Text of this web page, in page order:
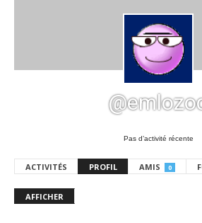
Pas d’activité récente
ACTIVITÉS PROFIL AMIS 0
AFFICHER